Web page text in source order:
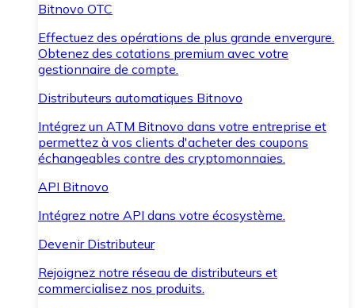
Bitnovo OTC
Effectuez des opérations de plus grande envergure.
Obtenez des cotations premium avec votre
gestionnaire de compte.
Distributeurs automatiques Bitnovo
Intégrez un ATM Bitnovo dans votre entreprise et
permettez à vos clients d'acheter des coupons
échangeables contre des cryptomonnaies.
API Bitnovo
Intégrez notre API dans votre écosystème.
Devenir Distributeur
Rejoignez notre réseau de distributeurs et
commercialisez nos produits.